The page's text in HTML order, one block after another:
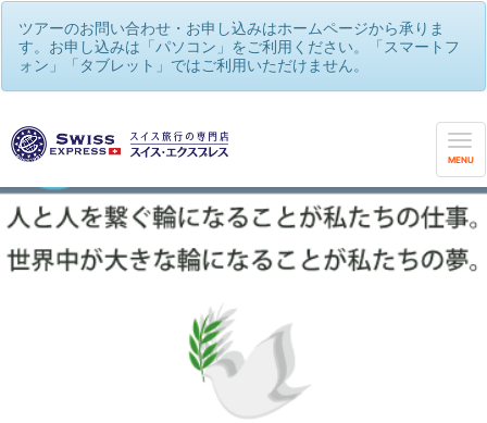
ツアーのお問い合わせ・お申し込みはホームページから承りま
す。お申し込みは「パソコン」をご利用ください。「スマートフ
ォン」「タブレット」ではご利用いただけません。
MENU